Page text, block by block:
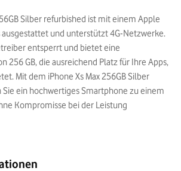
Silber refurbished ist mit einem Apple
und unterstützt 4G-Netzwerke.
entsperrt und bietet eine
256 GB, die ausreichend Platz für Ihre Apps,
Mit dem iPhone Xs Max 256GB Silber
ein hochwertiges Smartphone zu einem
Kompromisse bei der Leistung